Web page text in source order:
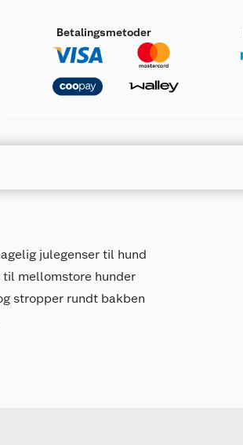
Betalingsmetoder
julegenser til hund
til mellomstore hunder
stropper rundt bakben